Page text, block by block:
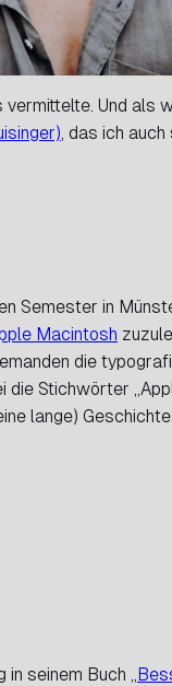
Und als
, das ich auch
Semester in
Macintosh
die
Stichwörter
lange) Geschichte.
seinem Buch „